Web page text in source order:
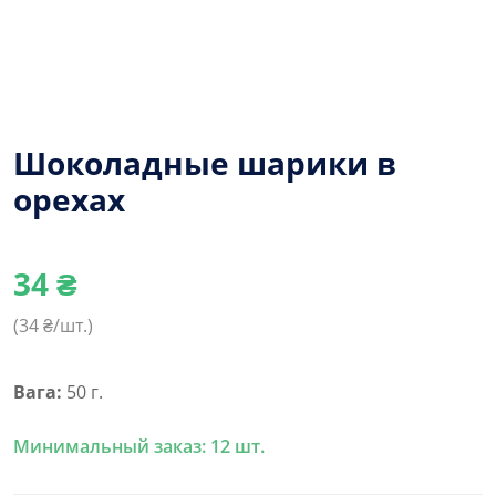
Шоколадные шарики в
орехах
34₴
(34₴/шт.)
Вага: 50 г.
Минимальный заказ: 12 шт.